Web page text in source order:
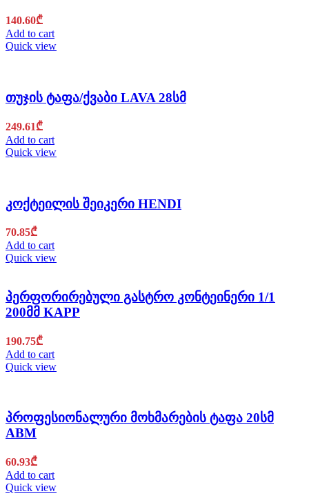
140.60₾
Add to cart
Quick view
თუჯის ტაფა/ქვაბი LAVA 28სმ
249.61₾
Add to cart
Quick view
კოქტეილის შეიკერი HENDI
70.85₾
Add to cart
Quick view
პერფორირებული გასტრო კონტეინერი 1/1
200მმ KAPP
190.75₾
Add to cart
Quick view
პროფესიონალური მოხმარების ტაფა 20სმ
ABM
60.93₾
Add to cart
Quick view